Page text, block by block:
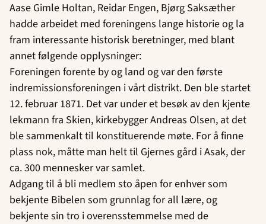
Aase Gimle Holtan, Reidar Engen, Bjørg Saksæther
hadde arbeidet med foreningens lange historie og la
fram interessante historisk beretninger, med blant
annet følgende opplysninger:
Foreningen forente by og land og var den første
indremissionsforeningen i vårt distrikt. Den ble startet
12. februar 1871. Det var under et besøk av den kjente
lekmann fra Skien, kirkebygger Andreas Olsen, at det
ble sammenkalt til konstituerende møte. For å finne
plass nok, måtte man helt til Gjernes gård i Asak, der
ca. 300 mennesker var samlet.
Adgang til å bli medlem sto åpen for enhver som
bekjente Bibelen som grunnlag for all lære, og
bekjente sin tro i overensstemmelse med de